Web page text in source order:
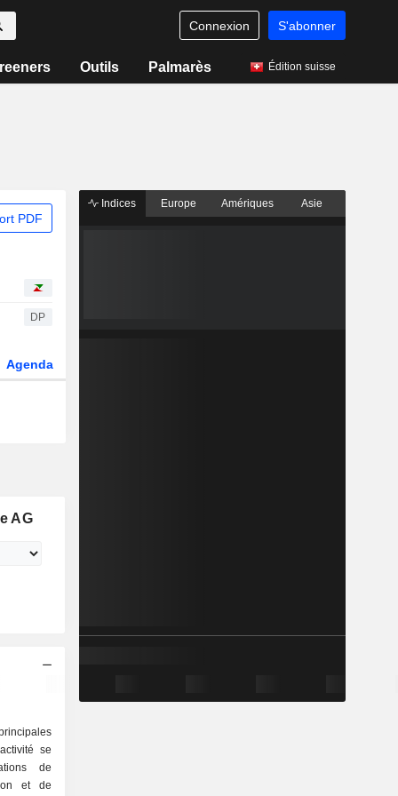
Connexion S'abonner
Outils Palmarès Édition suisse
PDF
DP
Agenda
AG
se
et de
Indices Europe Amériques Asie